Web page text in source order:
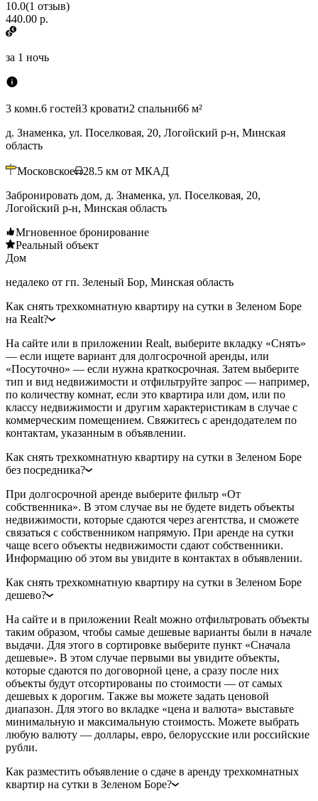
10.0(1 отзыв)
440.00 р.
за 1 ночь
3 комн.6 гостей3 кровати2 спальни66 м²
д. Знаменка, ул. Поселковая, 20, Логойский р-н, Минская
область
Московское 28.5 км от МКАД
Забронировать дом, д. Знаменка, ул. Поселковая, 20,
Логойский р-н, Минская область
Мгновенное бронирование
Реальный объект
Дом
недалеко от гп. Зеленый Бор, Минская область
Как снять трехкомнатную квартиру на сутки в Зеленом Боре
на Realt?
На сайте или в приложении Realt, выберите вкладку «Снять»
— если ищете вариант для долгосрочной аренды, или
«Посуточно» — если нужна краткосрочная. Затем выберите
тип и вид недвижимости и отфильтруйте запрос — например,
по количеству комнат, если это квартира или дом, или по
классу недвижимости и другим характеристикам в случае с
коммерческим помещением. Свяжитесь с арендодателем по
контактам, указанным в объявлении.
Как снять трехкомнатную квартиру на сутки в Зеленом Боре
без посредника?
При долгосрочной аренде выберите фильтр «От
собственника». В этом случае вы не будете видеть объекты
недвижимости, которые сдаются через агентства, и сможете
связаться с собственником напрямую. При аренде на сутки
чаще всего объекты недвижимости сдают собственники.
Информацию об этом вы увидите в контактах в объявлении.
Как снять трехкомнатную квартиру на сутки в Зеленом Боре
дешево?
На сайте и в приложении Realt можно отфильтровать объекты
таким образом, чтобы самые дешевые варианты были в начале
выдачи. Для этого в сортировке выберите пункт «Сначала
дешевые». В этом случае первыми вы увидите объекты,
которые сдаются по договорной цене, а сразу после них
объекты будут отсортированы по стоимости — от самых
дешевых к дорогим. Также вы можете задать ценовой
диапазон. Для этого во вкладке «цена и валюта» выставьте
минимальную и максимальную стоимость. Можете выбрать
любую валюту — доллары, евро, белорусские или российские
рубли.
Как разместить объявление о сдаче в аренду трехкомнатных
квартир на сутки в Зеленом Боре?